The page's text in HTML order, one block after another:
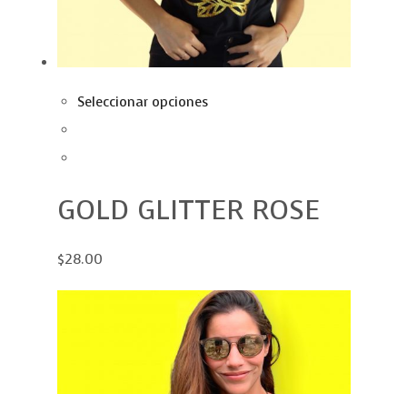
Seleccionar opciones
GOLD GLITTER ROSE
$28.00